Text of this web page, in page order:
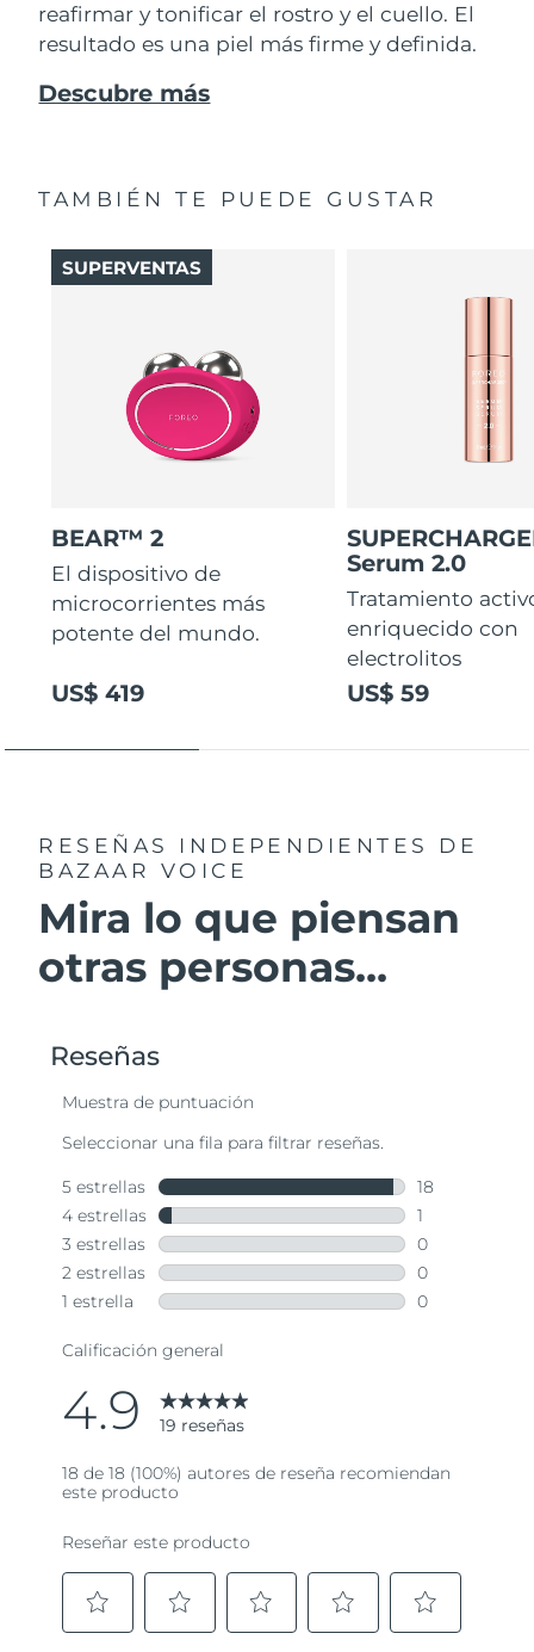
reafirmar y tonificar el rostro y el cuello. El
resultado es una piel más firme y definida.
Descubre más
TAMBIÉN TE PUEDE GUSTAR
BEAR™ 2
El dispositivo de
microcorrientes más
potente del mundo.
US$ 419
SUPERVENTAS
Serum 2.0
Tratamiento
enriquecido con
electrolitos
US$ 59
RESEÑAS INDEPENDIENTES
DE
BAZAAR VOICE
Mira lo que piensan
otras personas...